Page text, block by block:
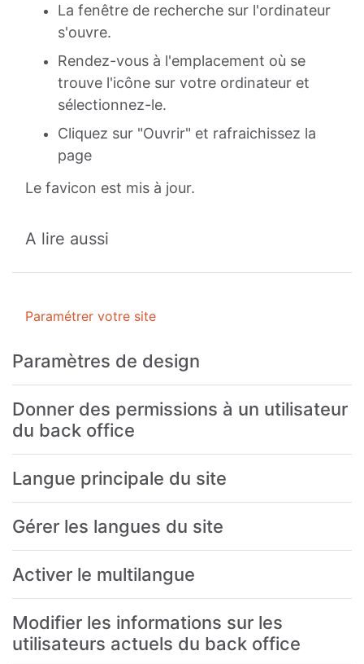
La fenêtre de recherche sur l'ordinateur
s'ouvre.
Rendez-vous à l'emplacement où se
trouve l'icône sur votre ordinateur et
sélectionnez-le.
Cliquez sur "Ouvrir" et rafraichissez la
page
Le favicon est mis à jour.
A lire aussi
Paramétrer votre site
Paramètres de design
Donner des permissions à un utilisateur
du back office
Langue principale du site
Gérer les langues du site
Activer le multilangue
Modifier les informations sur les
utilisateurs actuels du back office